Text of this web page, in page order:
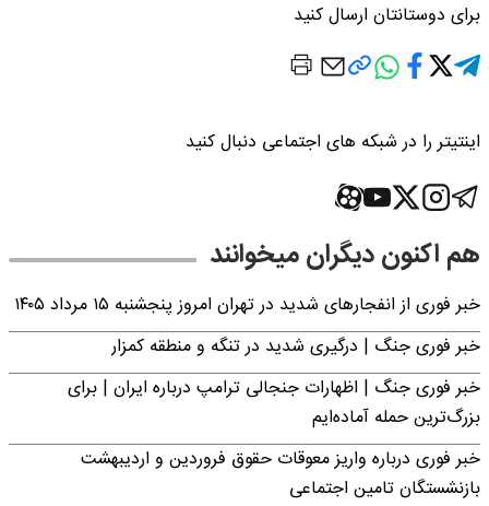
برای دوستانتان ارسال کنید
اینتیتر را در شبکه های اجتماعی دنبال کنید
هم اکنون دیگران میخوانند
خبر فوری از انفجارهای شدید در تهران امروز پنجشنبه ۱۵ مرداد ۱۴۰۵
خبر فوری جنگ | درگیری شدید در تنگه و منطقه کمزار
خبر فوری جنگ | اظهارات جنجالی ترامپ درباره ایران | برای
بزرگ‌ترین حمله آماده‌ایم
خبر فوری درباره واریز معوقات حقوق فروردین و اردیبهشت
بازنشستگان تامین اجتماعی